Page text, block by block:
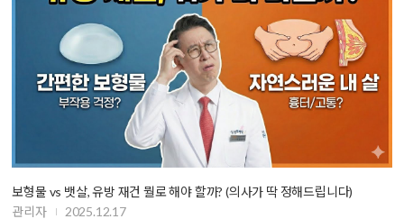
보형물 vs 뱃살, 유방 재건 뭘로 해야 할까? (의사가 딱 정해드립니다)
관리자
2025.12.17